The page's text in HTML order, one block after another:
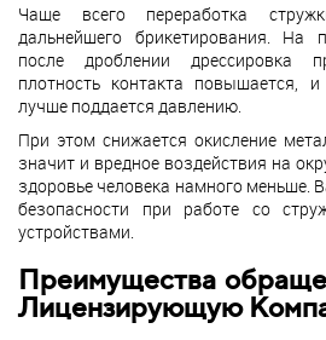
Чаще всего переработка
дальнейшего брикетирования. На
после дроблении дрессировка
плотность контакта повышается,
лучше поддается давлению.
При этом снижается окисление
значит и вредное воздействия на
здоровье человека намного меньше.
безопасности при работе со
устройствами.
Преимущества
Лицензирующую